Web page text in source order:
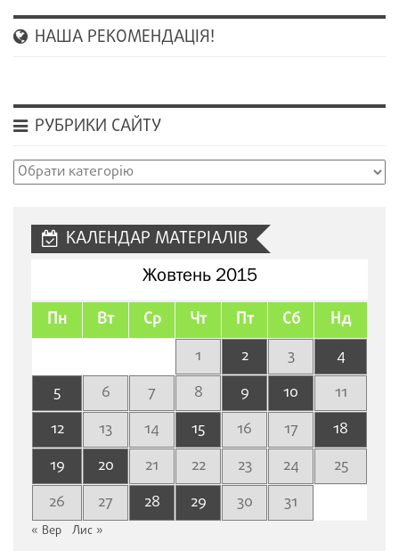
НАША РЕКОМЕНДАЦІЯ!
РУБРИКИ САЙТУ
Рубрики
КАЛЕНДАР МАТЕРІАЛІВ
Жовтень 2015
Пн Вт Ср Чт Пт Сб Нд
1 2 3
4
5
6 7 8 9 10
11
12
13 14 15 16 17
18
19
20 21 22 23 24
25
26
27 28 29 30 31
« Вер Лис »